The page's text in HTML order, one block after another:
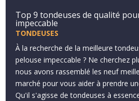
Top 9 tondeuses de qualité
impeccable
TONDEUSES
À la recherche de la meilleure
pelouse impeccable ? Ne cherchez
nous avons rassemblé les neuf
marché pour vous aider à prendre
Qu'il s'agisse de tondeuses à